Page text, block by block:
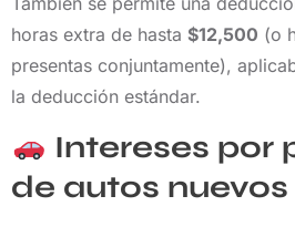
horas extra de hasta $12,500 (o
presentas conjuntamente),
la deducción estándar.
Intereses por
de autos nuevos